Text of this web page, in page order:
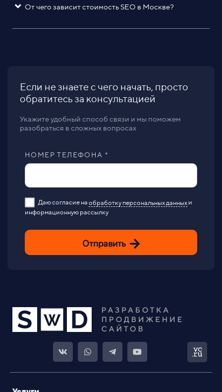
От чего зависит стоимость SEO в Москве?
Если не знаете с чего начать, просто
обратитесь за консультацией
Укажите удобный способ связи и мы поможем
разобраться в сложных вопросах
НОМЕР ТЕЛЕФОНА *
Даю согласие на обработку персональных данных и
информационную рассылку
Отправить